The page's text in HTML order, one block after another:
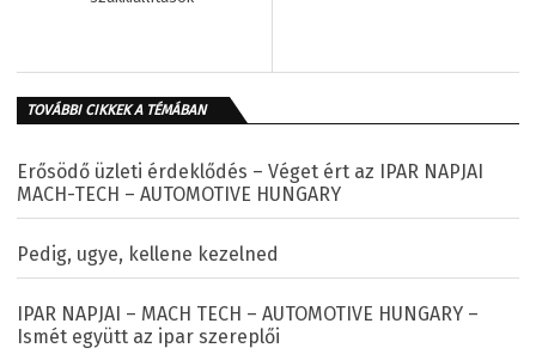
TOVÁBBI CIKKEK A TÉMÁBAN
Erősödő üzleti érdeklődés – Véget ért az IPAR NAPJAI
MACH-TECH – AUTOMOTIVE HUNGARY
Pedig, ugye, kellene kezelned
IPAR NAPJAI – MACH TECH – AUTOMOTIVE HUNGARY –
Ismét együtt az ipar szereplői